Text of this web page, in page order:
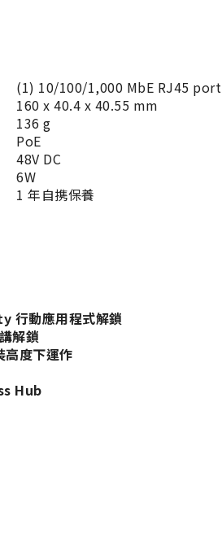
(1) 10/100/1,000 MbE RJ45 port
160 x 40.4 x 40.55 mm
136 g
PoE
48V DC
6W
1 年自携保養
行動應用程式解鎖
解鎖
高度下運作
Hub